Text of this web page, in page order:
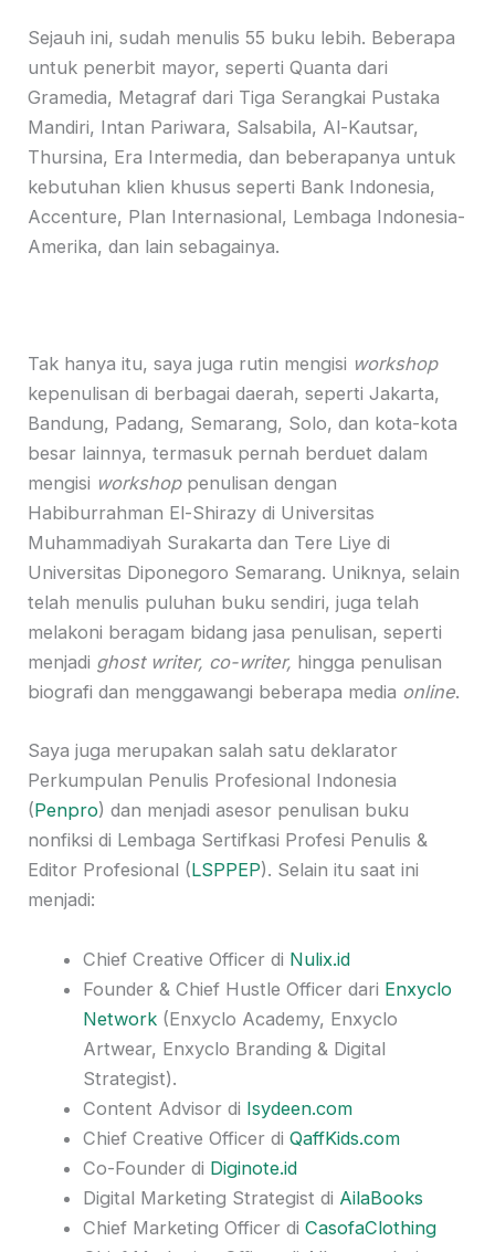
Sejauh ini, sudah menulis 55 buku lebih. Beberapa
untuk penerbit mayor, seperti Quanta dari
Gramedia, Metagraf dari Tiga Serangkai Pustaka
Mandiri, Intan Pariwara, Salsabila, Al-Kautsar,
Thursina, Era Intermedia, dan beberapanya untuk
kebutuhan klien khusus seperti Bank Indonesia,
Accenture, Plan Internasional, Lembaga Indonesia-
Amerika, dan lain sebagainya.
Tak hanya itu, saya juga rutin mengisi workshop
kepenulisan di berbagai daerah, seperti Jakarta,
Bandung, Padang, Semarang, Solo, dan kota-kota
besar lainnya, termasuk pernah berduet dalam
mengisi workshoppenulisan dengan
Habiburrahman El-Shirazy di Universitas
Muhammadiyah Surakarta dan Tere Liye di
Universitas Diponegoro Semarang. Uniknya, selain
telah menulis puluhan buku sendiri, juga telah
melakoni beragam bidang jasa penulisan, seperti
menjadi ghost writer, co-writer, hingga penulisan
biografi dan menggawangi beberapa media online.
Saya juga merupakan salah satu deklarator
Perkumpulan Penulis Profesional Indonesia
(Penpro) dan menjadi asesor penulisan buku
nonfiksi di Lembaga Sertifkasi Profesi Penulis &
Editor Profesional (LSPPEP). Selain itu saat ini
menjadi:
Chief Creative Officer di Nulix.id
Founder & Chief Hustle Officer dari Enxyclo
Network(Enxyclo Academy, Enxyclo
Artwear, Enxyclo Branding & Digital
Strategist).
Content Advisor di Isydeen.com
Chief Creative Officer di QaffKids.com
Co-Founder di Diginote.id
Digital Marketing Strategist di AilaBooks
Chief Marketing Officer di CasofaClothing